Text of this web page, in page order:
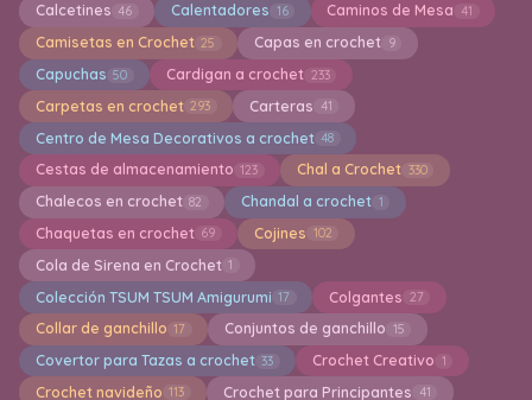
Calcetines 46 Calentadores 16 Caminos de Mesa 41
Camisetas en Crochet 25 Capas en crochet 9
Capuchas 50 Cardigan a crochet 233
Carpetas en crochet 293 Carteras 41
Centro de Mesa Decorativos a crochet 48
Cestas de almacenamiento 123 Chal a Crochet 330
Chalecos en crochet 82 Chandal a crochet 1
Chaquetas en crochet 69 Cojines 102
Cola de Sirena en Crochet 1
Colección TSUM TSUM Amigurumi 17 Colgantes 27
Collar de ganchillo 17 Conjuntos de ganchillo 15
Covertor para Tazas a crochet 33 Crochet Creativo 1
Crochet navideño 113 Crochet para Principantes 41